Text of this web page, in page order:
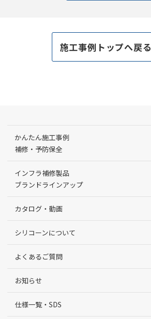
施工事例トップへ戻る
かんたん施工事例
補修・予防保全
インフラ補修製品
ブランドラインアップ
カタログ・動画
シリコーンについて
よくあるご質問
お知らせ
仕様一覧・SDS